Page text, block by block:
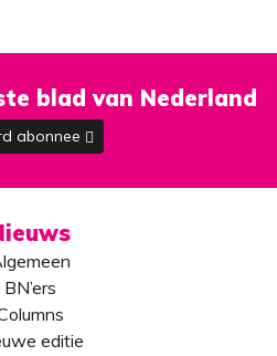
blad van Nederland
abonnee
BN’ers
editie